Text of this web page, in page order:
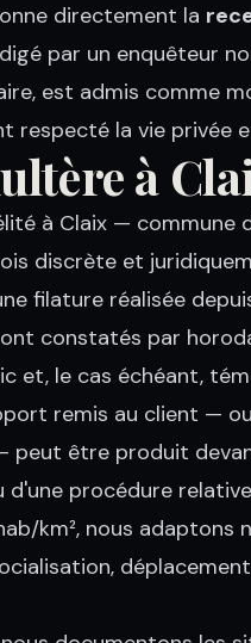
directement la
par un enquêteur
est admis comme
respecté la vie privée
à
à Claix —
discrète et
filature réalisée
constatés par
et, le cas échéant,
remis au client —
peut être produit
procédure
km², nous